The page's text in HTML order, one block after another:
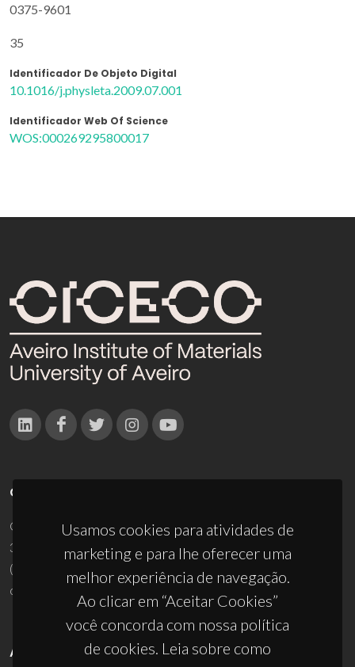
0375-9601
35
Identificador De Objeto Digital
10.1016/j.physleta.2009.07.001
Identificador Web Of Science
WOS:000269295800017
Usamos cookies para atividades de
marketing e para lhe oferecer uma
melhor experiência de navegação.
Ao clicar em “Aceitar Cookies”
você concorda com nossa política
de cookies. Leia sobre como
CONTACTOS
Campus Universitário de Santiago
3810-193 Aveiro - Portugal
(+351) 234 370 200
ciceco@ua.pt
APOIOS